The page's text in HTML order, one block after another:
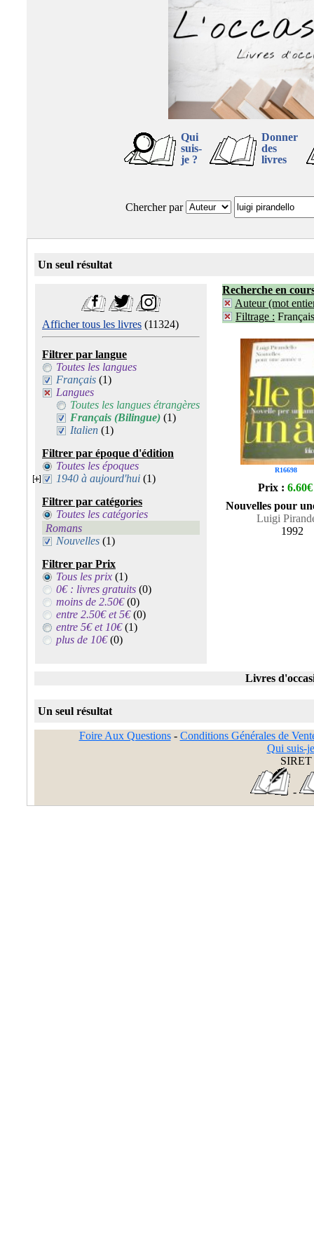
Qui
suis-
je ?
Donner
des
livres
Chercher par
Un seul résultat
Afficher tous les livres (11324)
Filtrer par langue
Toutes les langues
Français (1)
Langues
Toutes les langues étrangères
Français (Bilingue) (1)
Italien (1)
Filtrer par époque d'édition
Toutes les époques
1940 à aujourd'hui (1)
Filtrer par catégories
Toutes les catégories
Romans
Nouvelles (1)
Filtrer par Prix
Tous les prix (1)
0€ : livres gratuits (0)
moins de 2.50€(0)
entre 2.50€ et 5€(0)
entre 5€ et 10€(1)
plus de 10€(0)
Recherche en
Auteur (mot
Filtrage :
R16698
Prix : 6.60€
Nouvelles pour
Luigi
1992
Livres
Un seul résultat
Foire Aux Questions- Conditions Générales de
Qui suis-
SIRET
-